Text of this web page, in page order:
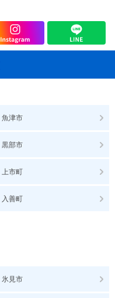
魚津市
黒部市
上市町
入善町
氷見市